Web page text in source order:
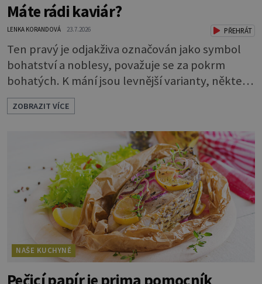
Máte rádi kaviár?
LENKA KORANDOVÁ 23.7.2026 PŘEHRÁT
Ten pravý je odjakživa označován jako symbol
bohatství a noblesy, považuje se za pokrm
bohatých. K mání jsou levnější varianty, některé
jsou ale dobarvovány a obsahují aditiva. Kaviár
jsou jikry vybraných druhů ryb. Je to zdravá
lahůdka. Najdete v něm plnohodnotné
bílkoviny, zdravé tuky, vitaminy A, D, E i B a
minerální látky draslík, fosfor, hořčík a jód.
Černý nebo červený
ZOBRAZIT VÍCE
NAŠE KUCHYNĚ
Pečicí papír je prima pomocník